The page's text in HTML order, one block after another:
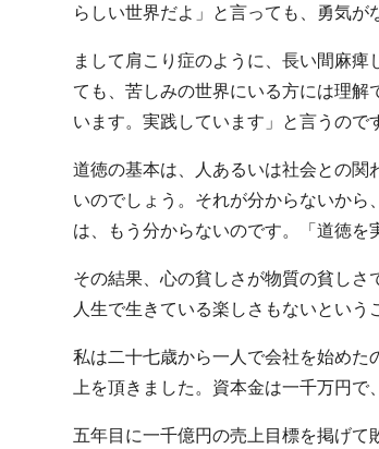
らしい世界だよ」と言っても、勇気が
まして肩こり症のように、長い間麻
ても、苦しみの世界にいる方には理
います。実践しています」と言うので
道徳の基本は、人あるいは社会との関
いのでしょう。それが分からないか
は、もう分からないのです。「道徳を
その結果、心の貧しさが物質の貧しさ
人生で生きている楽しさもないという
私は二十七歳から一人で会社を始めた
上を頂きました。資本金は一千万円で
五年目に一千億円の売上目標を掲げ